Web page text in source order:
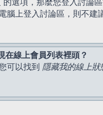
的選項，那麼您登入討論
腦上登入討論區，則不
在線上會員列表裡頭？
可以找到 隱藏我的線上狀